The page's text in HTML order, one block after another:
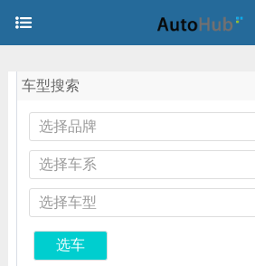
车型搜索
选择品牌
选择车系
选择车型
选车